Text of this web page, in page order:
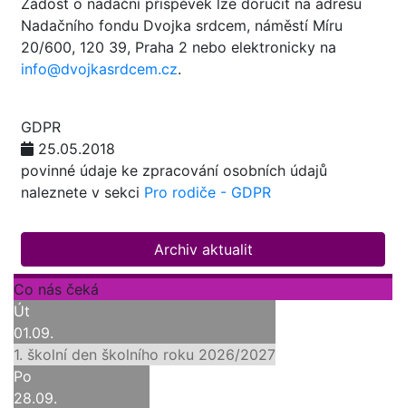
Žádost o nadační příspěvek lze doručit na adresu
Nadačního fondu Dvojka srdcem, náměstí Míru
20/600, 120 39, Praha 2 nebo elektronicky na
info@dvojkasrdcem.cz.
GDPR
25.05.2018
povinné údaje ke zpracování osobních údajů
naleznete v sekci Pro rodiče - GDPR
Archiv aktualit
Co nás čeká
Út
01.09.
1. školní den školního roku 2026/2027
Po
28.09.